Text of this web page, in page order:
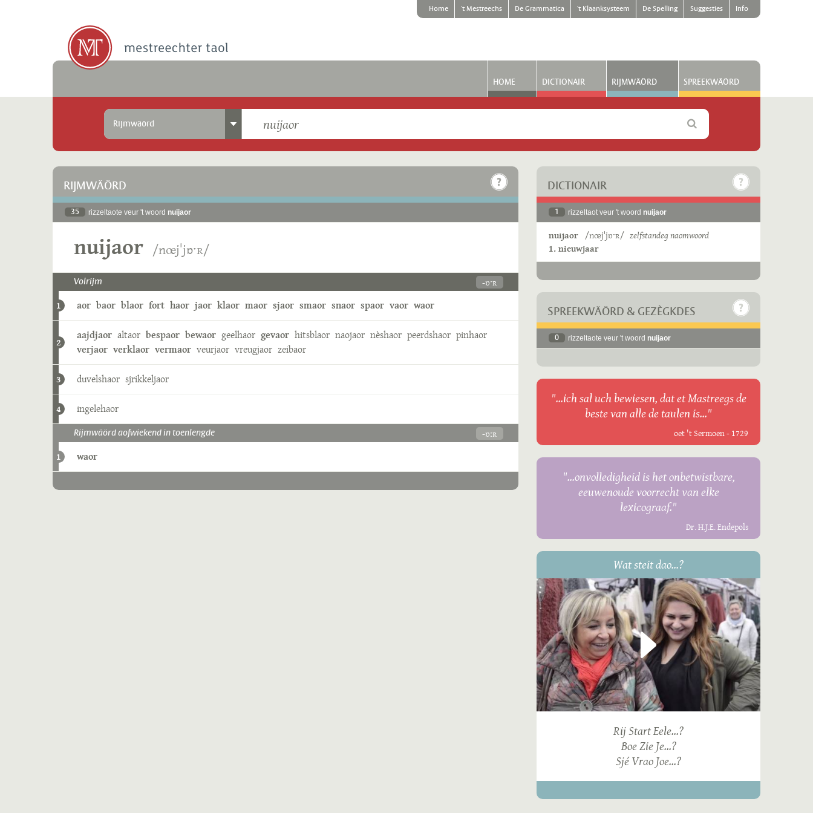
Home 't Mestreechs De Grammatica 't Klaanksysteem De Spelling Suggesties Info
HOME DICTIONAIR RIJMWÄÖRD SPREEKWÄÖRD
Rijmwäörd
RIJMWÄÖRD
35 rizzeltaote veur 't woord nuijaor
nuijaor /nœjˈjɒˑʀ/
Volrijm -ɒˑʀ
1 aor baor blaor fort haor jaor klaor maor sjaor smaor snaor spaor vaor waor
2
aajdjaor altaor bespaor bewaor geelhaor gevaor hitsblaor naojaor nèshaor peerdshaor pinhaor
verjaor verklaor vermaor veurjaor vreugjaor zeibaor
3 duvelshaor sjrikkeljaor
4 ingelehaor
Rijmwäörd aofwiekend in toenlengde -ɒːʀ
1 waor
DICTIONAIR
1 rizzeltaot veur 't woord nuijaor
nuijaor /nœjˈjɒˑʀ/ zelfstandeg naomwoord
1. nieuwjaar
SPREEKWÄÖRD & GEZÈGKDES
0 rizzeltaote veur 't woord nuijaor
"...ich sal uch bewiesen, dat et Mastreegs de
beste van alle de taulen is..."
oet 't Sermoen - 1729
"...onvolledigheid is het onbetwistbare,
eeuwenoude voorrecht van elke
lexicograaf."
Dr. H.J.E. Endepols
Wat steit dao...?
Rij Start Eele...?
Boe Zie Je...?
Sjé Vrao Joe...?